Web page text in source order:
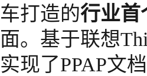
车打造的行业首
面。基于联想
实现了PPAP文